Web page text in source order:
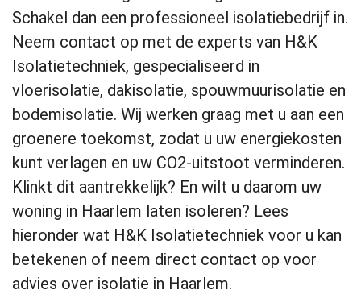
Schakel dan een professioneel isolatiebedrijf in.
Neem contact op met de experts van H&K
Isolatietechniek, gespecialiseerd in
vloerisolatie, dakisolatie, spouwmuurisolatie en
bodemisolatie. Wij werken graag met u aan een
groenere toekomst, zodat u uw energiekosten
kunt verlagen en uw CO2-uitstoot verminderen.
Klinkt dit aantrekkelijk? En wilt u daarom uw
woning in Haarlem laten isoleren? Lees
hieronder wat H&K Isolatietechniek voor u kan
betekenen of neem direct contact op voor
advies over isolatie in Haarlem.